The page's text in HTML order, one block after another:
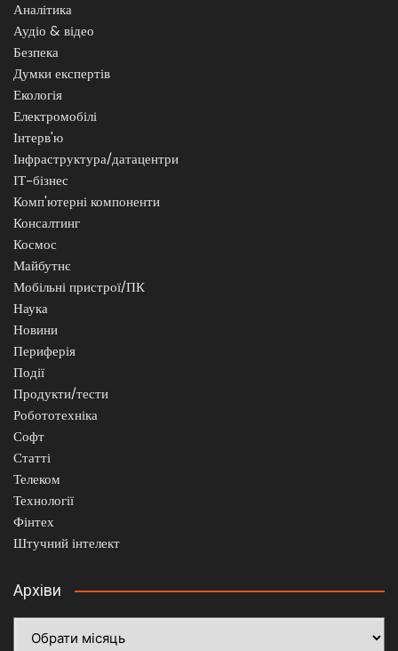
Аналітика
Аудіо & відео
Безпека
Думки експертів
Екологія
Електромобілі
Інтерв'ю
Інфраструктура/датацентри
ІТ-бізнес
Комп'ютерні компоненти
Консалтинг
Космос
Майбутнє
Мобільні пристрої/ПК
Наука
Новини
Периферія
Події
Продукти/тести
Робототехніка
Софт
Статті
Телеком
Технології
Фінтех
Штучний інтелект
Архіви